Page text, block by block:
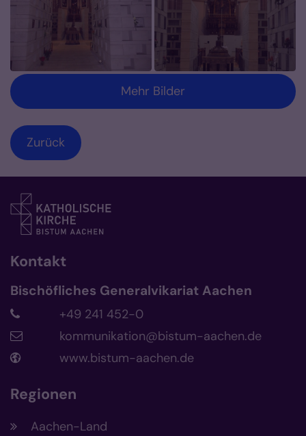
Mehr Bilder
Zurück
Kontakt
Bischöfliches Generalvikariat Aachen
+49 241 452-0
kommunikation@bistum-aachen.de
www.bistum-aachen.de
Regionen
Aachen-Land